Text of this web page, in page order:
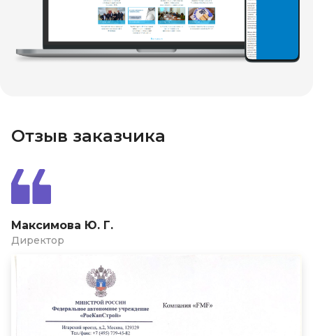
Отзыв заказчика
Максимова Ю. Г.
Директор